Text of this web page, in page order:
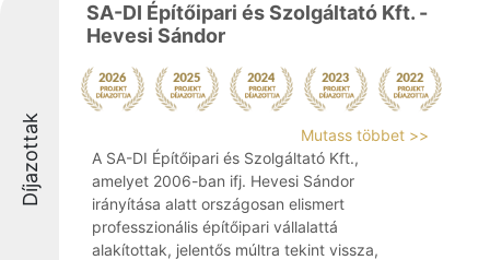
Díjazottak
SA-DI Építőipari és Szolgáltató Kft. -
Hevesi Sándor
Mutass többet >>
A SA-DI Építőipari és Szolgáltató Kft.,
amelyet 2006-ban ifj. Hevesi Sándor
irányítása alatt országosan elismert
professzionális építőipari vállalattá
alakítottak, jelentős múltra tekint vissza,